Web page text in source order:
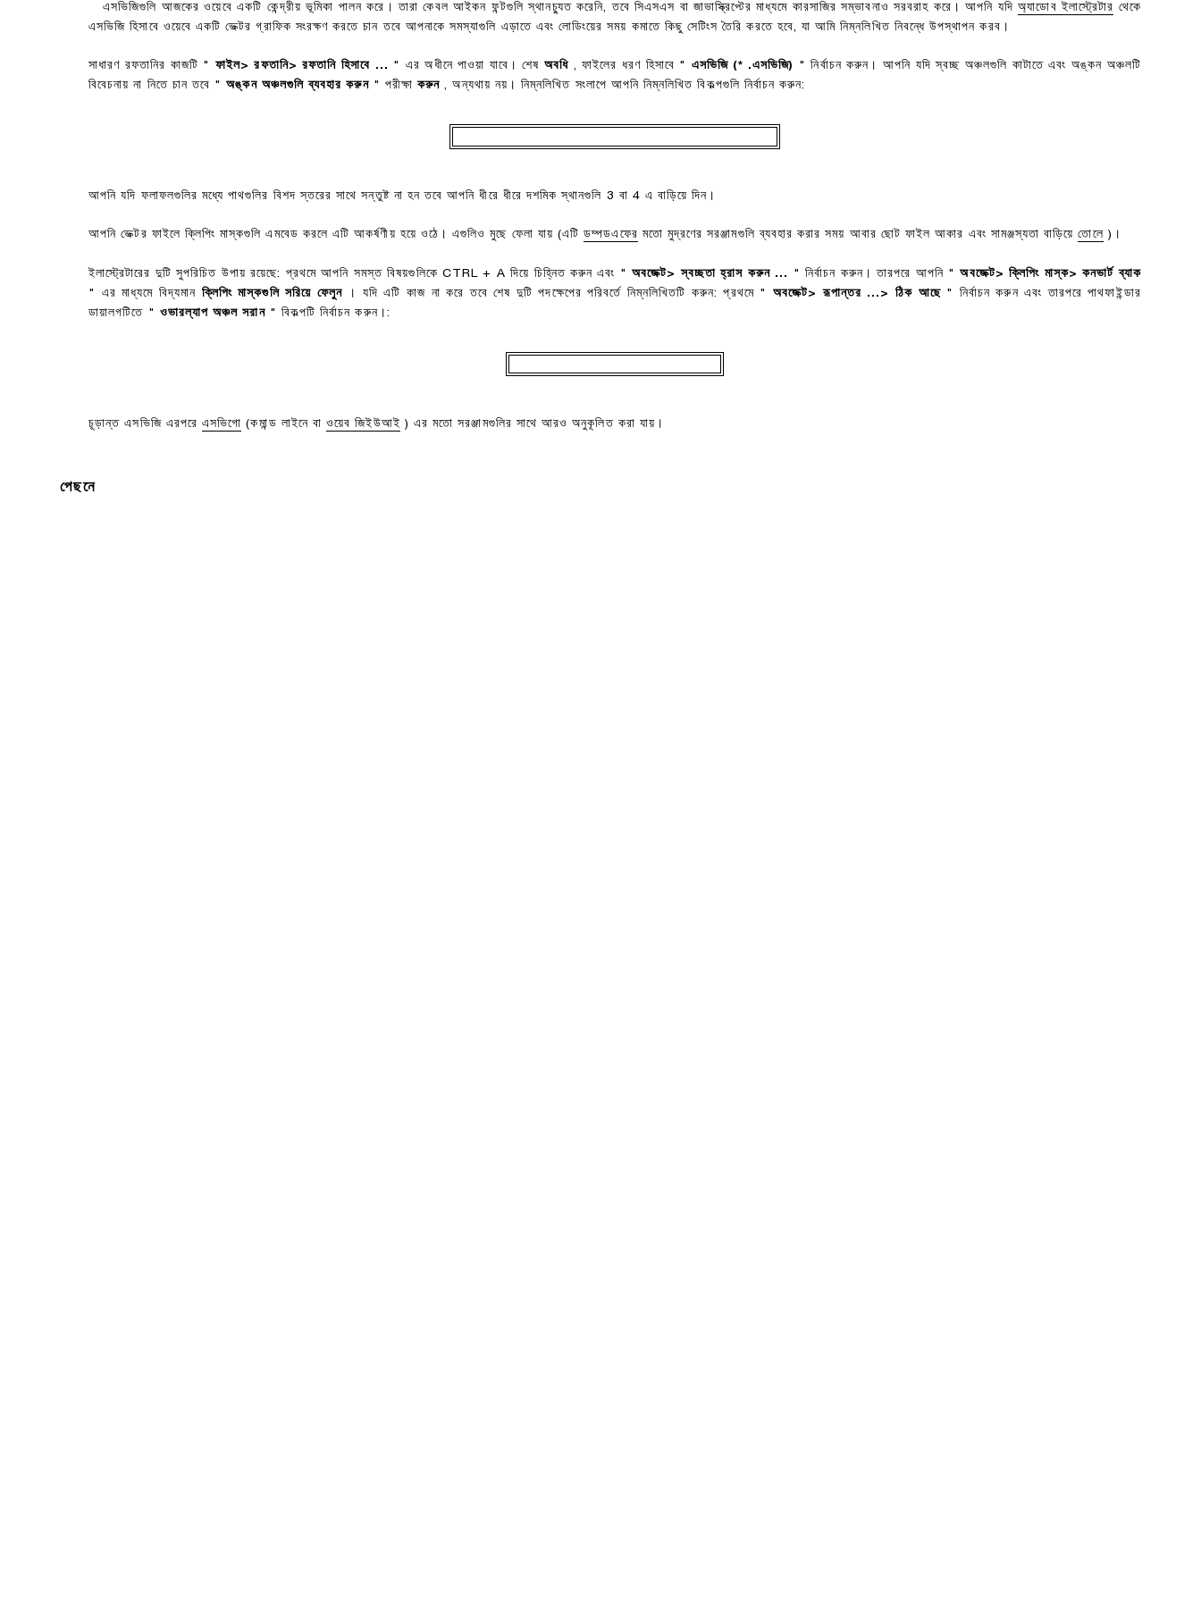
এসভিজিগুলি আজকের ওয়েবে একটি কেন্দ্রীয় ভূমিকা পালন করে। তারা কেবল আইকন ফন্টগুলি স্থানচ্যুত করেনি, তবে সিএসএস বা জাভাস্ক্রিপ্টের মাধ্যমে কারসাজির সম্ভাবনাও সরবরাহ করে। আপনি যদিঅ্যাডোব ইলাস্ট্রেটার থেকে
এসভিজি হিসাবে ওয়েবে একটি ভেক্টর গ্রাফিক সংরক্ষণ করতে চান তবে আপনাকে সমস্যাগুলি এড়াতে এবং লোডিংয়ের সময় কমাতে কিছু সেটিংস তৈরি করতে হবে, যা আমি নিম্নলিখিত নিবন্ধে উপস্থাপন করব।
সাধারণ রফতানির কাজটি " ফাইল> রফতানি> রফতানি হিসাবে ... " এর অধীনে পাওয়া যাবে। শেষ অবধি , ফাইলের ধরণ হিসাবে " এসভিজি (* .এসভিজি)
" নির্বাচন করুন। আপনি যদি স্বচ্ছ অঞ্চলগুলি কাটাতে এবং অঙ্কন অঞ্চলটি
বিবেচনায় না নিতে চান তবে "অঙ্কন অঞ্চলগুলি ব্যবহার করুন" পরীক্ষাকরুন , অন্যথায় নয়। নিম্নলিখিত সংলাপে আপনি নিম্নলিখিত বিকল্পগুলি নির্বাচন করুন:
আপনি যদি ফলাফলগুলির মধ্যে পাথগুলির বিশদ স্তরের সাথে সন্তুষ্ট না হন তবে আপনি ধীরে ধীরে দশমিক স্থানগুলি 3 বা 4 এ বাড়িয়ে দিন।
আপনি ভেক্টর ফাইলে ক্লিপিং মাস্কগুলি এমবেড করলে এটি আকর্ষণীয় হয়ে ওঠে। এগুলিও মুছে ফেলা যায় (এটিডম্পডএফের মতো মুদ্রণের সরঞ্জামগুলি ব্যবহার করার সময় আবার ছোট ফাইল আকার এবং সামঞ্জস্যতা বাড়িয়েতোলে )।
ইলাস্ট্রেটারের দুটি সুপরিচিত উপায় রয়েছে: প্রথমে আপনি সমস্ত বিষয়গুলিকে CTRL + A দিয়ে চিহ্নিত করুন এবং "অবজেক্ট> স্বচ্ছতা হ্রাস করুন ... " নির্বাচন করুন। তারপরে আপনি "অবজেক্ট> ক্লিপিং মাস্ক> কনভার্ট ব্যাক
" এর মাধ্যমে বিদ্যমান ক্লিপিং মাস্কগুলি সরিয়ে ফেলুন। যদি এটি কাজ না করে তবে শেষ দুটি পদক্ষেপের পরিবর্তে নিম্নলিখিতটি করুন: প্রথমে " অবজেক্ট> রূপান্তর ...> ঠিক আছে" নির্বাচন করুন এবং তারপরে পাথফাইন্ডার
ডায়ালগটিতে " ওভারল্যাপ অঞ্চল সরান" বিকল্পটি নির্বাচন করুন।:
চূড়ান্ত এসভিজি এরপরেএসভিগো (কমান্ড লাইনে বাওয়েব জিইউআই ) এর মতো সরঞ্জামগুলির সাথে আরও অনুকূলিত করা যায়।
পেছনে